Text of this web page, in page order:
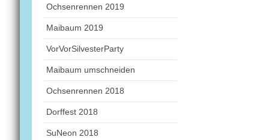
Ochsenrennen 2019
Maibaum 2019
VorVorSilvesterParty
Maibaum umschneiden
Ochsenrennen 2018
Dorffest 2018
SuNeon 2018